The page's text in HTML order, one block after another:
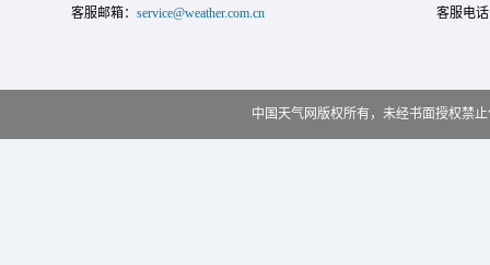
客服邮箱： service@weather.com.cn 客服电
中国天气网版权所有，未经书面授权